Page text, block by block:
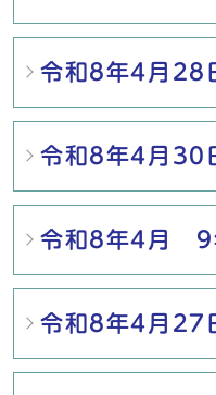
令和8年4月28
令和8年4月
令和8年4月 9
令和8年4月